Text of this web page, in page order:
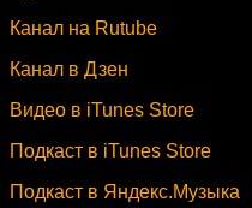
Канал на Rutube
Канал в Дзен
Видео в iTunes Store
Подкаст в iTunes Store
Подкаст в Яндекс.Музыка